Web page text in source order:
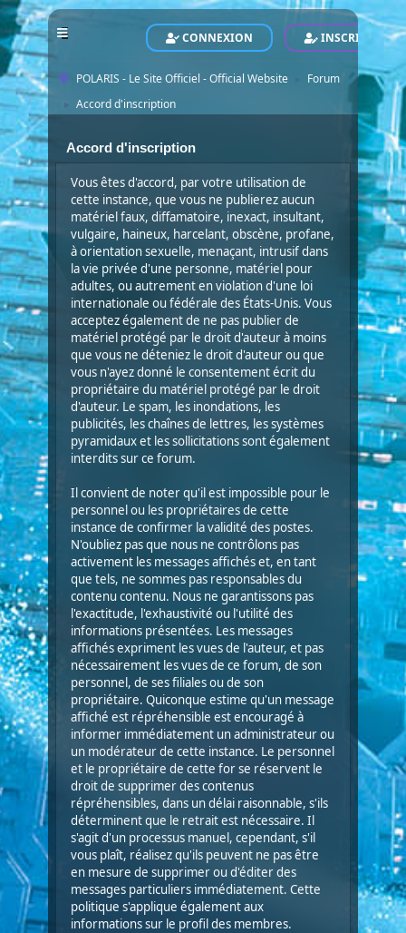
CONNEXION INSCRIVEZ-
POLARIS - Le Site Officiel - Official Website Forum
Accord d'inscription
Accord d'inscription
Vous êtes d'accord, par votre utilisation de
cette instance, que vous ne publierez aucun
matériel faux, diffamatoire, inexact, insultant,
vulgaire, haineux, harcelant, obscène, profane,
à orientation sexuelle, menaçant, intrusif dans
la vie privée d'une personne, matériel pour
adultes, ou autrement en violation d'une loi
internationale ou fédérale des États-Unis. Vous
acceptez également de ne pas publier de
matériel protégé par le droit d'auteur à moins
que vous ne déteniez le droit d'auteur ou que
vous n'ayez donné le consentement écrit du
propriétaire du matériel protégé par le droit
d'auteur. Le spam, les inondations, les
publicités, les chaînes de lettres, les systèmes
pyramidaux et les sollicitations sont également
interdits sur ce forum.
Il convient de noter qu'il est impossible pour le
personnel ou les propriétaires de cette
instance de confirmer la validité des postes.
N'oubliez pas que nous ne contrôlons pas
activement les messages affichés et, en tant
que tels, ne sommes pas responsables du
contenu contenu. Nous ne garantissons pas
l'exactitude, l'exhaustivité ou l'utilité des
informations présentées. Les messages
affichés expriment les vues de l'auteur, et pas
nécessairement les vues de ce forum, de son
personnel, de ses filiales ou de son
propriétaire. Quiconque estime qu'un message
affiché est répréhensible est encouragé à
informer immédiatement un administrateur ou
un modérateur de cette instance. Le personnel
et le propriétaire de cette for se réservent le
droit de supprimer des contenus
répréhensibles, dans un délai raisonnable, s'ils
déterminent que le retrait est nécessaire. Il
s'agit d'un processus manuel, cependant, s'il
vous plaît, réalisez qu'ils peuvent ne pas être
en mesure de supprimer ou d'éditer des
messages particuliers immédiatement. Cette
politique s'applique également aux
informations sur le profil des membres.